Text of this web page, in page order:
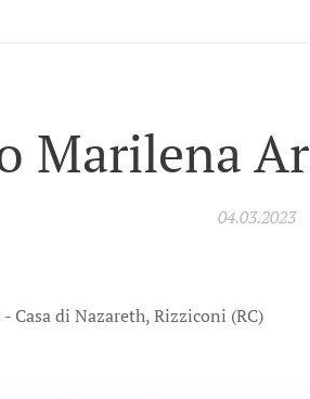
Marilena
04.03.2023
Casa di Nazareth, Rizziconi (RC)